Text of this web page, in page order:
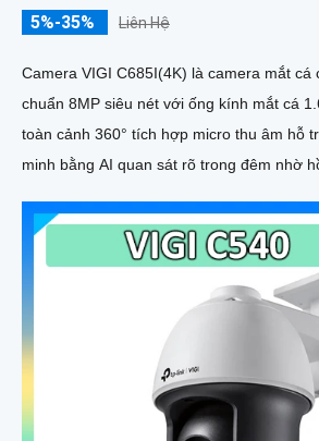
5%-35% Liên Hệ
Camera VIGI C685I(4K) là camera mắt cá
chuẩn 8MP siêu nét với ống kính mắt cá
toàn cảnh 360° tích hợp micro thu âm hỗ
minh bằng AI quan sát rõ trong đêm nhờ
PoE hoặc DC 12V